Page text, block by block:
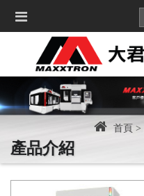
首頁 >
產品介紹